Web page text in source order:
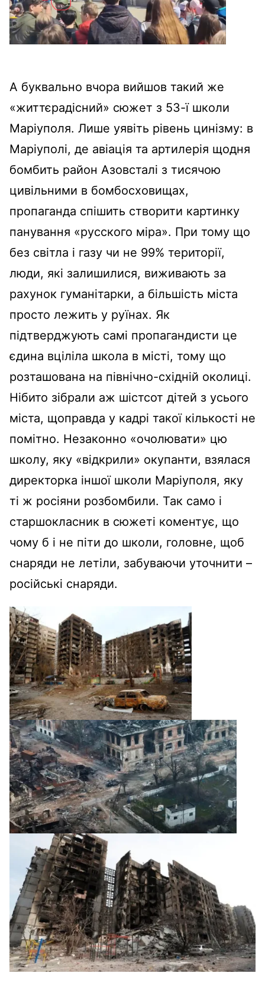
А буквально вчора вийшов такий же
«життєрадісний» сюжет з 53-ї школи
Маріуполя. Лише уявіть рівень цинізму: в
Маріуполі, де авіація та артилерія щодня
бомбить район Азовсталі з тисячою
цивільними в бомбосховищах,
пропаганда спішить створити картинку
панування «русского міра». При тому що
без світла і газу чи не 99% території,
люди, які залишилися, виживають за
рахунок гуманітарки, а більшість міста
просто лежить у руїнах. Як
підтверджують самі пропагандисти це
єдина вціліла школа в місті, тому що
розташована на північно-східній околиці.
Нібито зібрали аж шістсот дітей з усього
міста, щоправда у кадрі такої кількості не
помітно. Незаконно «очолювати» цю
школу, яку «відкрили» окупанти, взялася
директорка іншої школи Маріуполя, яку
ті ж росіяни розбомбили. Так само і
старшокласник в сюжеті коментує, що
чому б і не піти до школи, головне, щоб
снаряди не летіли, забуваючи уточнити –
російські снаряди.